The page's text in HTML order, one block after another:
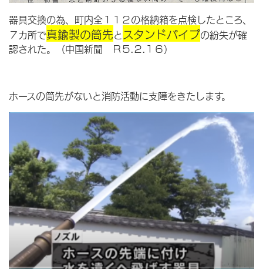
器具交換の為、町内全１１２の格納箱を点検したところ、
７カ所で真鍮製の筒先と スタンドパイプの紛失が確
認された。（中国新聞 Ｒ５.２.１６）
ホースの筒先がないと消防活動に支障をきたします。